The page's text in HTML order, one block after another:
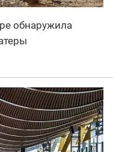
обнаружила